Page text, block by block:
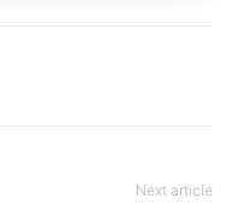
Next article